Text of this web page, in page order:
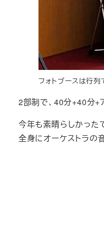
フォトブースは行列
2部制で、40分+40分+
今年も素晴らしかった
全身にオーケストラの